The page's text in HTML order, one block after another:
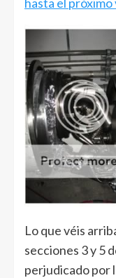
Lo que véis
secciones 3 y 5
perjudicado por